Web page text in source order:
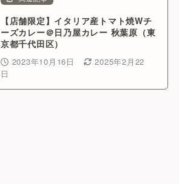
【店舗限定】イタリア産トマト焼Wチ
ーズカレー＠日乃屋カレー 秋葉原（東
京都千代田区）
2023年10月16日
2025年2月22
日